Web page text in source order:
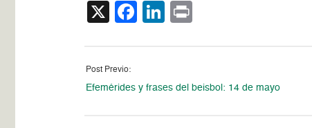
X Facebook
LinkedIn
Post Previo:
Efemérides y frases del beisbol: 14 de mayo